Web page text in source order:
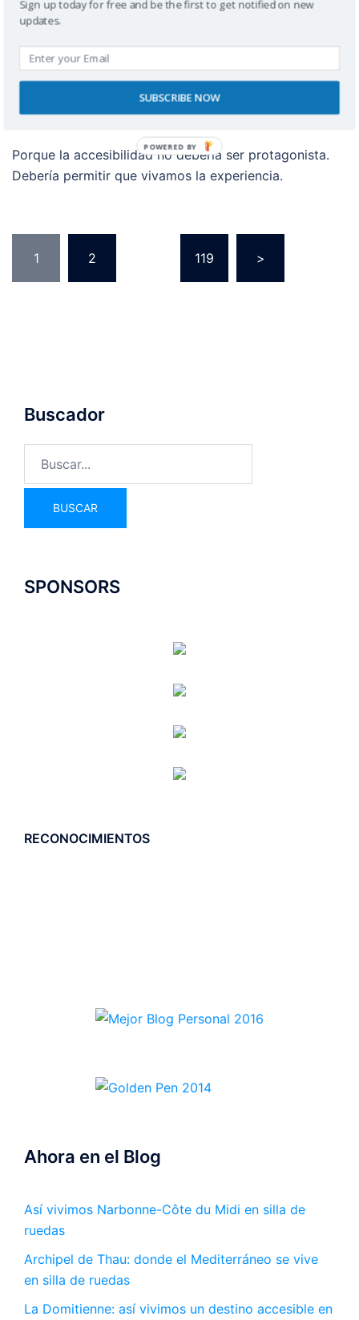
Todo lo que vivimos en Narbonne-Côte du Midi resultó
accesible para nosotros. Pero la accesibilidad no
necesita ser la protagonista del vídeo: se demuestra
viendo cómo paseamos, entramos, degustamos,
descubrimos y disfrutamos.
Porque la accesibilidad no debería ser protagonista.
Debería permitir que vivamos la experiencia.
1 2 119 >
Buscador
SPONSORS
RECONOCIMIENTOS
Ahora en el Blog
Así vivimos Narbonne-Côte du Midi en silla de
ruedas
Archipel de Thau: donde el Mediterráneo se vive
en silla de ruedas
La Domitienne: así vivimos un destino accesible en
Sign up today for free and be the first to get notified on new
updates.
SUBSCRIBE NOW
POWERED BY